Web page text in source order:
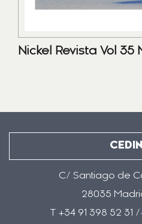
Nickel Revista Vol 35
C/ Santiago de
28035
T +34 91 398 52 31